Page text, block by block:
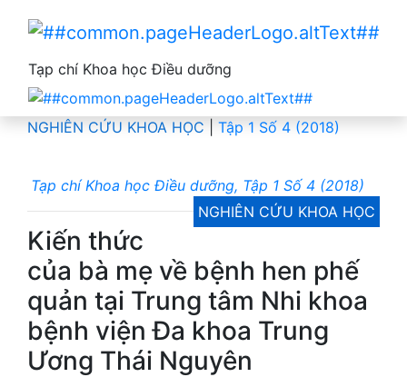
Tạp chí Khoa học Điều dưỡng
NGHIÊN CỨU KHOA HỌC Tập 1 Số 4 (2018)
Tạp chí Khoa học Điều dưỡng, Tập 1 Số 4 (2018)
NGHIÊN CỨU KHOA HỌC
Kiến thức
của bà mẹ về bệnh hen phế
quản tại Trung tâm Nhi khoa
bệnh viện Đa khoa Trung
Ương Thái Nguyên